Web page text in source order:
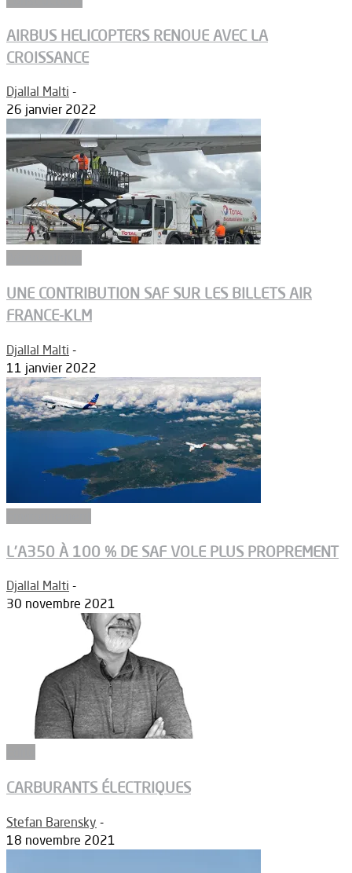
AIRBUS HELICOPTERS RENOUE AVEC LA
CROISSANCE
Djallal Malti -
26 janvier 2022
UNE CONTRIBUTION SAF SUR LES BILLETS AIR
FRANCE-KLM
Djallal Malti -
11 janvier 2022
L’A350 À 100 % DE SAF VOLE PLUS PROPREMENT
Djallal Malti -
30 novembre 2021
CARBURANTS ÉLECTRIQUES
Stefan Barensky -
18 novembre 2021